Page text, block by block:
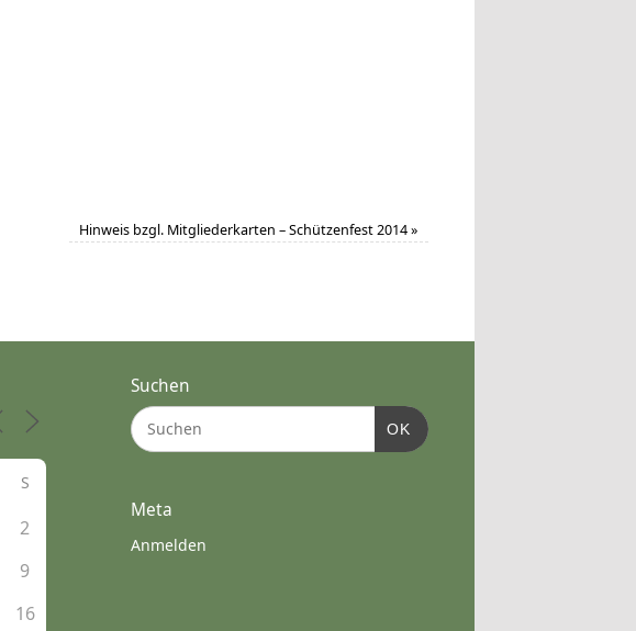
Hinweis bzgl. Mitgliederkarten – Schützenfest 2014»
S
2
9
16
Suchen
OK
Meta
Anmelden